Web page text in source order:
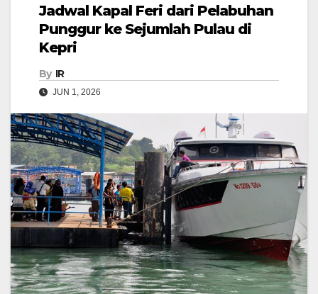
Jadwal Kapal Feri dari Pelabuhan
Punggur ke Sejumlah Pulau di
Kepri
By IR
JUN 1, 2026